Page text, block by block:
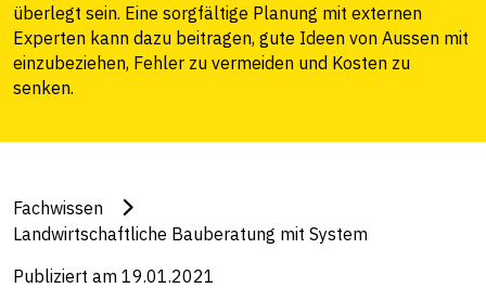
überlegt sein. Eine sorgfältige Planung mit externen
Experten kann dazu beitragen, gute Ideen von Aussen mit
einzubeziehen, Fehler zu vermeiden und Kosten zu
senken.
Fachwissen
Landwirtschaftliche Bauberatung mit System
Publiziert am 19.01.2021